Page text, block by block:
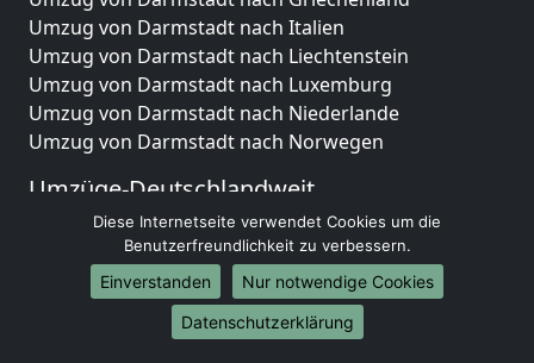
Umzug von Darmstadt nach Italien
Umzug von Darmstadt nach Liechtenstein
Umzug von Darmstadt nach Luxemburg
Umzug von Darmstadt nach Niederlande
Umzug von Darmstadt nach Norwegen
Umzüge-Deutschlandweit
Umzug von Darmstadt nach Berlin
Umzug von Darmstadt nach Hamburg
Umzug von Darmstadt nach München
Umzug von Darmstadt nach Köln
Umzug von Darmstadt nach Frankfurt am Main
Diese Internetseite verwendet Cookies um die
Benutzerfreundlichkeit zu verbessern.
Einverstanden
Nur notwendige Cookies
Datenschutzerklärung